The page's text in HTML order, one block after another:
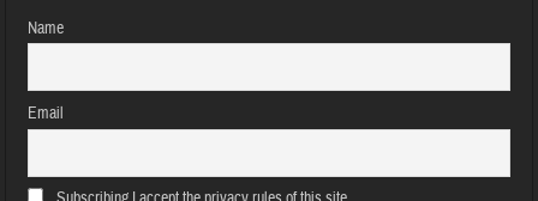
Name
Email